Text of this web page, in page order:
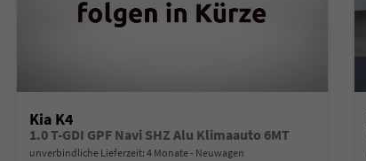
Kia K4
1.0 T-GDI GPF Navi SHZ Alu Klimaauto 6MT
unverbindliche Lieferzeit: 4 Monate Neuwagen